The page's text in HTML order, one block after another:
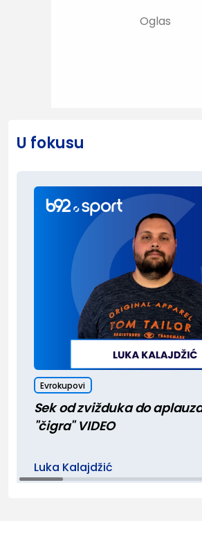
U fokusu
Evrokupovi
Sek od zvižduka do
"čigra" VIDEO
Luka Kalajdžić